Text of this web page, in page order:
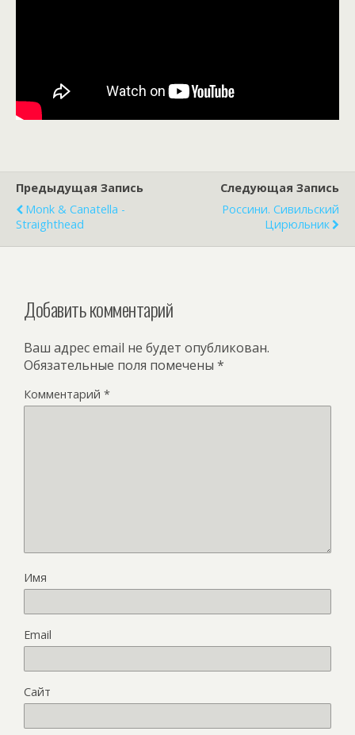
Предыдущая Запись
Monk & Canatella -
Straighthead
Следующая Запись
Россини. Сивильский
Цирюльник
Добавить комментарий
Ваш адрес email не будет опубликован.
Обязательные поля помечены *
Комментарий *
Имя
Email
Сайт